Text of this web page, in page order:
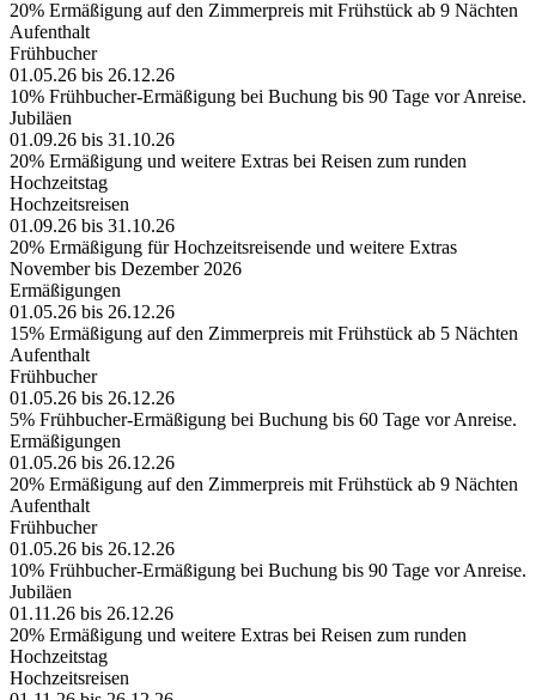
20% Ermäßigung auf den Zimmerpreis mit Frühstück ab 9 Nächten
Aufenthalt
Frühbucher
01.05.26 bis 26.12.26
10% Frühbucher-Ermäßigung bei Buchung bis 90 Tage vor Anreise.
Jubiläen
01.09.26 bis 31.10.26
20% Ermäßigung und weitere Extras bei Reisen zum runden
Hochzeitstag
Hochzeitsreisen
01.09.26 bis 31.10.26
20% Ermäßigung für Hochzeitsreisende und weitere Extras
November bis Dezember 2026
Ermäßigungen
01.05.26 bis 26.12.26
15% Ermäßigung auf den Zimmerpreis mit Frühstück ab 5 Nächten
Aufenthalt
Frühbucher
01.05.26 bis 26.12.26
5% Frühbucher-Ermäßigung bei Buchung bis 60 Tage vor Anreise.
Ermäßigungen
01.05.26 bis 26.12.26
20% Ermäßigung auf den Zimmerpreis mit Frühstück ab 9 Nächten
Aufenthalt
Frühbucher
01.05.26 bis 26.12.26
10% Frühbucher-Ermäßigung bei Buchung bis 90 Tage vor Anreise.
Jubiläen
01.11.26 bis 26.12.26
20% Ermäßigung und weitere Extras bei Reisen zum runden
Hochzeitstag
Hochzeitsreisen